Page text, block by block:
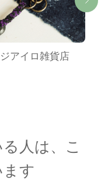
アイロ雑貨店
人は、こ
す